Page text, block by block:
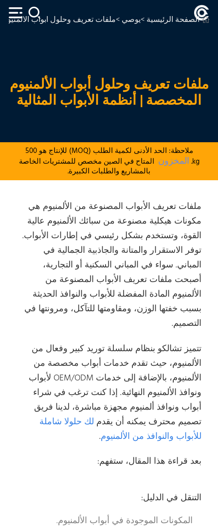
الصفحة الرئيسية>يوصي>ملفات تعريف وحلول أبواب
ملفات تعريف وحلول أبواب الألمنيوم
المخصصة | أنظمة الأبواب المثالية
ملاحظة: الحد الأدنى لكمية الطلب (MOQ) للإنتاج هو 500
kg. المخزون المتاح في الصين مخصص للمشتريات الخاصة
بالمشاريع والطلبات الكبيرة.
ملفات تعريف الأبواب المصنوعة من الألمنيوم هي
مكونات هيكلية مصنوعة من سبائك الألمنيوم عالية
القوة، وتستخدم بشكل رئيسي في إطارات الأبواب.
توفر الاستقرار والمتانة والجاذبية الجمالية في
المباني. سواء في المباني السكنية أو التجارية،
أصبحت ملفات تعريف الأبواب المصنوعة من
الألمنيوم المادة المفضلة للأبواب والنوافذ الحديثة
بسبب خفتها الوزن، ومقاومتها للتآكل، ومرونتها في
التصميم.
تتميز تشالكو بنظام سلسلة توريد كبير وفعال من
الألمنيوم، حيث تقدم خدمات أبواب مخصصة من
الألمنيوم، بالإضافة إلى خدمات OEM/ODM لأبواب
ونوافذ الألمنيوم النهائية. إذا كنت ترغب في شراء
أبواب ونوافذ ألمنيوم مجهزة مباشرة، لدينا فريق
تصميم محترفيمكنه أن يقدم لك حلولا شاملة
للأبواب والنوافذ من الألمنيوم.
بعد قراءة هذا المقال، ستفهم:
التنقل في الدليل:
المكونات الموجودة في أبواب الألمنيوم.